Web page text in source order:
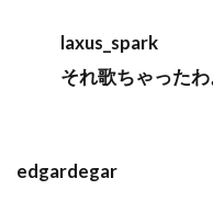
laxus_spark
それ歌ちゃったわ
edgardegar